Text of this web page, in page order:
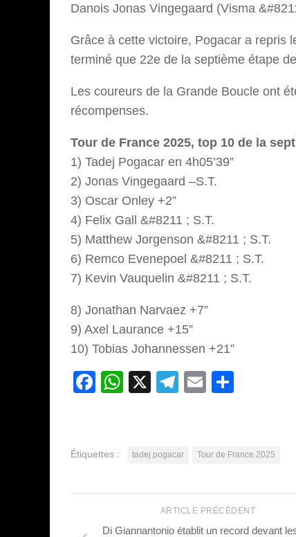
Danois Jonas Vingegaard (Visma
Grâce à cette victoire, Pogacar a repris
terminé que 22e de la septième étape
Les coureurs de la Grande Boucle ont
récompenses.
Tour de France 2025, top 10 de la
1) Tadej Pogacar en 4h05’39”
2) Jonas Vingegaard –S.T.
3) Oscar Onley +2”
4) Felix Gall &#8211 ; S.T.
5) Matthew Jorgenson &#8211 ; S.T.
6) Remco Evenepoel &#8211 ; S.T.
7) Kevin Vauquelin &#8211 ; S.T.
8) Jonathan Narvaez +7”
9) Axel Laurance +15”
10) Tobias Johannessen +21”
Facebook
WhatsApp
X Telegram
Email
Étiquettes : tadej pogacar Tour de France 2025
ARTICLE PRÉCÉDENT
Di Giannantonio établit un record devant